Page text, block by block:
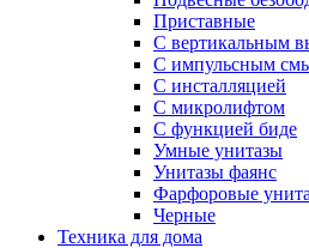
Приставные
С вертикальным
С импульсным
С инсталляцией
С микролифтом
С функцией биде
Умные унитазы
Унитазы фаянс
Фарфоровые
Черные
Техника для дома